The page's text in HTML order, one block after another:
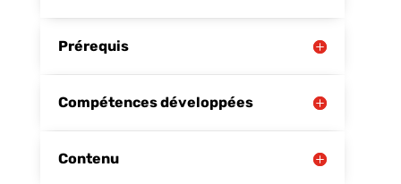
Prérequis
Compétences développées
Contenu